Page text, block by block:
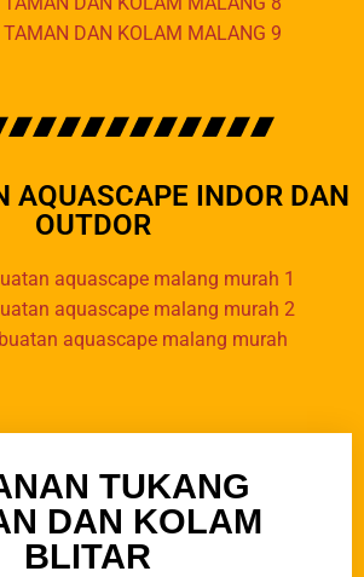
AQUASCAPE INDOR DAN
OUTDOR
TUKANG
DAN KOLAM
BLITAR